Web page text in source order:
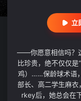
立
——你愿意相信吗？
比珍贵，绝不仅仅
鸡）……保龄球术语
部长、高二学生麻衣
rkey后，她总会在